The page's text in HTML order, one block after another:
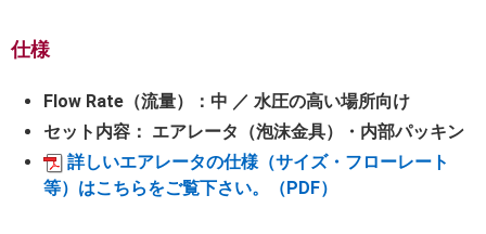
仕様
Flow Rate（流量）：中 ／ 水圧の高い場所向け
セット内容： エアレータ（泡沫金具）・内部パッキン
詳しいエアレータの仕様（サイズ・フローレート
等）はこちらをご覧下さい。（PDF）